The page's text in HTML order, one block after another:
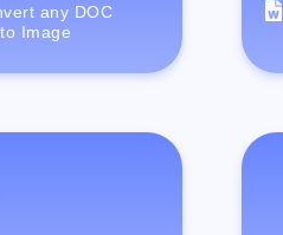
any DOC
Image